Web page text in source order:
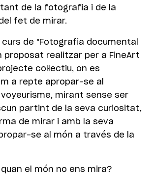
de la fotografia i de la
fet de mirar.
curs de "Fotografia documental
proposat realitzar per a FineArt
col·lectiu, on es
a repte apropar-se al
mirant sense ser
partint de la seva curiositat,
de mirar i amb la seva
se al món a través de la
el món no ens mira?